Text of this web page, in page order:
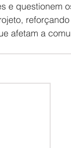
e questionem
afetam a